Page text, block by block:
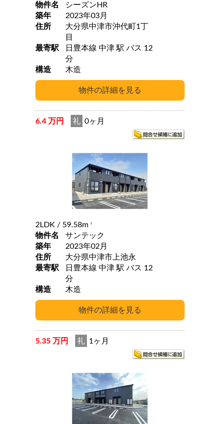
物件名
シーズンHR
築年
2023年03月
住所
大分県中津市沖代町1丁
目
最寄駅
日豊本線 中津 駅 バス 12
分
構造
木造
6.4 万円 礼 0ヶ月
2LDK / 59.58m 2
物件名
サンテック
築年
2023年02月
住所
大分県中津市上池永
最寄駅
日豊本線 中津 駅 バス 12
分
構造
木造
5.35 万円 礼 1ヶ月